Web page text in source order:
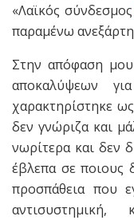
«Λαϊκός
παραμένω
Στην απόφαση
αποκαλύψεων
χαρακτηρίστηκε
δεν γνώριζα και
νωρίτερα και δεν
έβλεπα σε ποιους
προσπάθεια που